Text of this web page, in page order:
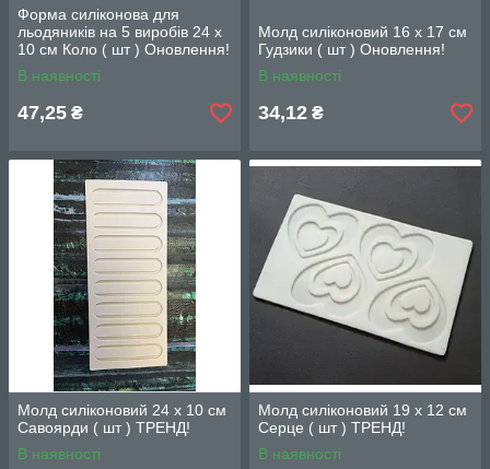
Форма силіконова для
льодяників на 5 виробів 24 х
10 см Коло ( шт ) Оновлення!
В наявності
47,25 ₴
Молд силіконовий 16 х 17 см
Гудзики ( шт ) Оновлення!
В наявності
34,12 ₴
Молд силіконовий 24 х 10 см
Савоярди ( шт ) ТРЕНД!
В наявності
Молд силіконовий 19 х 12 см
Серце ( шт ) ТРЕНД!
В наявності